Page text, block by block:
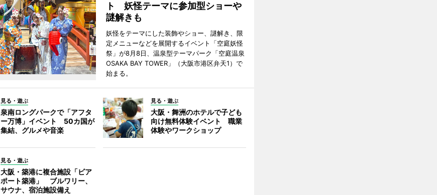
ト 妖怪テーマに参加型ショーや
謎解きも
妖怪をテーマにした装飾やショー、謎解き、限
定メニューなどを展開するイベント「空庭妖怪
祭」が8月8日、温泉型テーマパーク「空庭温泉
OSAKA BAY TOWER」（大阪市港区弁天1）で
始まる。
見る・遊ぶ
泉南ロングパークで「アフタ
ー万博」イベント 50カ国が
集結、グルメや音楽
見る・遊ぶ
大阪・舞洲のホテルで子ども
向け無料体験イベント 職業
体験やワークショップ
見る・遊ぶ
大阪・築港に複合施設「ビア
ポート築港」 ブルワリー、
サウナ、宿泊施設備え